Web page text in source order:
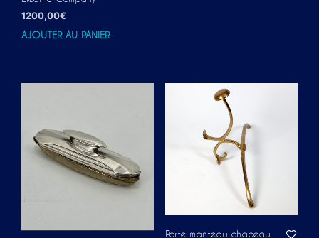
1200,00€
AJOUTER AU PANIER
Porte manteau chapeau